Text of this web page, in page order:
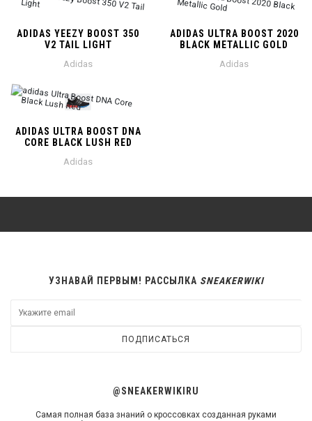
ADIDAS YEEZY BOOST 350
V2 TAIL LIGHT
Adidas
ADIDAS ULTRA BOOST 2020
BLACK METALLIC GOLD
Adidas
ADIDAS ULTRA BOOST DNA
CORE BLACK LUSH RED
Adidas
@SNEAKERWIKIRU
Самая полная база знаний о кроссовках созданная руками
УЗНАВАЙ ПЕРВЫМ! РАССЫЛКА SNEAKERWIKI
ПОДПИСАТЬСЯ